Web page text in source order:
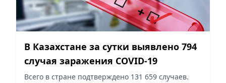
В Казахстане за сутки выявлено 794
случая заражения COVID-19
Всего в стране подтверждено 131 659 случаев.